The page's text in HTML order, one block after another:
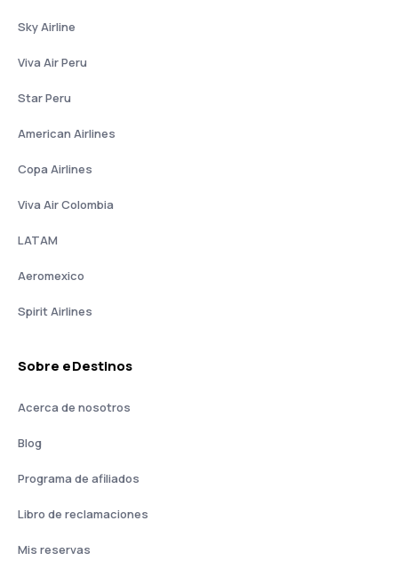
Sky Airline
Viva Air Peru
Star Peru
American Airlines
Copa Airlines
Viva Air Colombia
LATAM
Aeromexico
Spirit Airlines
Sobre eDestinos
Acerca de nosotros
Blog
Programa de afiliados
Libro de reclamaciones
Mis reservas